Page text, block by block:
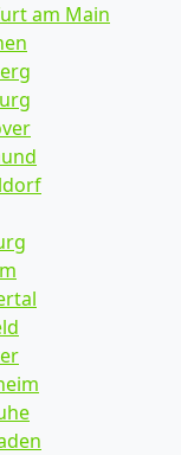
am Main